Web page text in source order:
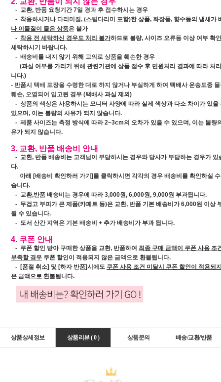
- 교환, 반품 요청기간7일 경과 후 접수하시는 경우
- 착용하시거나 다리미질, (스팀다리미 포함)한 상품, 화장품, 향수등의 냄새가
나 이물질이 뭍은 상품은 불가
- 착용 전 세탁하신 경우도 처리 불가하므로 불량, 사이즈 오류등 이상 여부 확
세탁하시기 바랍니다.
- 배송비를 내지 않기 위해 고의로 상품을 훼손한 경우
(과실 여부를 가리기 위해 관련기관에 상품 접수 후 민원처리 결과에 따라 처
니다.)
- 반품시 택배 포장을 수령한 대로 하지 않거나 부실하게 하여 택배사 운송도중
훼손, 오염되어 입고된 경우 (택배사 과실 제외)
- 상품의 색상은 사용하시는 모니터 사양에 따라 실제 색상과 다소 차이가 있을
있으며, 이는 불량의 사유가 되지 않습니다.
- 제품 사이즈는 측정 방식에 따라 2~3cm의 오차가 있을 수 있으며, 이는 불량
유가 되지 않습니다.
3. 교환, 반품 배송비 안내
- 교환, 반품 배송비는 고객님이 부담하시는 경우와 당사가 부담하는 경우가 있
다.
아래 [배송비 확인하러 가기]를 클릭하시면 각각의 경우 배송비를 확인하실
습니다.
- 교환,반품 배송비는 경우에 따라 3,000원, 6,000원, 9,000원 부과됩니다.
- 무겁고 부피가 큰 제품(카페트 등)은 교환, 반품 기본 배송비가 6,000원 이상
될 수 있습니다.
- 도서 산간 지역은 기본 배송비 + 추가 배송비가 부과 됩니다.
4. 쿠폰 안내
- 쿠폰 할인 받아 구매한 상품을 교환, 반품하여 최종 구매 금액이 쿠폰 사용 조
부족할 경우 쿠폰 할인이 적용되지 않은 금액으로 환불됩니다.
- [품절 취소] 및 [하자 반품]시에도 쿠폰 사용 조건 미달시 쿠폰 할인이 적용되
은 금액으로 환불됩니다.
상품상세정보 상품리뷰 (0) 상품문의 배송/교환/반품